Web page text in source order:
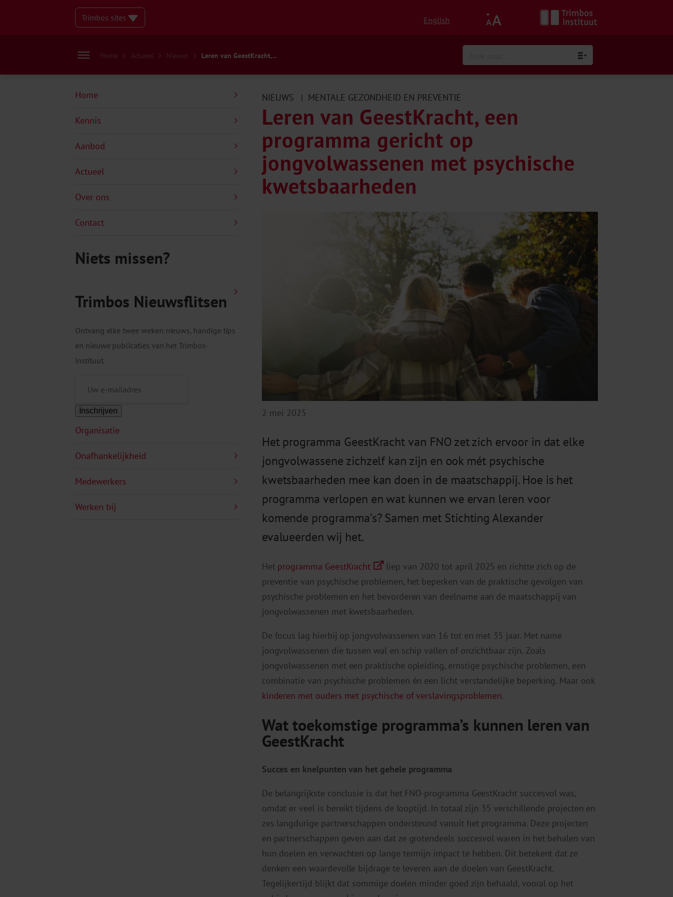
Trimbos sites English
Home Actueel Nieuws Leren van GeestKracht,...
Home
Kennis
Aanbod
Actueel
Over ons
Contact
Niets missen?
Trimbos Nieuwsflitsen
Ontvang elke twee weken nieuws, handige tips
en nieuwe publicaties van het Trimbos-
instituut.
Inschrijven
Organisatie
Onafhankelijkheid
Medewerkers
Werken bij
NIEUWS | MENTALE GEZONDHEID EN PREVENTIE
Leren van GeestKracht, een
programma gericht op
jongvolwassenen met psychische
kwetsbaarheden
2 mei 2025
Het programma GeestKracht van FNO zet zich ervoor in dat elke
jongvolwassene zichzelf kan zijn en ook mét psychische
kwetsbaarheden mee kan doen in de maatschappij. Hoe is het
programma verlopen en wat kunnen we ervan leren voor
komende programma’s? Samen met Stichting Alexander
evalueerden wij het.
Het programma GeestKracht
liep van 2020 tot april 2025 en richtte zich op de
preventie van psychische problemen, het beperken van de praktische gevolgen van
psychische problemen en het bevorderen van deelname aan de maatschappij van
jongvolwassenen met kwetsbaarheden.
De focus lag hierbij op jongvolwassenen van 16 tot en met 35 jaar. Met name
jongvolwassenen die tussen wal en schip vallen of onzichtbaar zijn. Zoals
jongvolwassenen met een praktische opleiding, ernstige psychische problemen, een
combinatie van psychische problemen én een licht verstandelijke beperking. Maar ook
kinderen met ouders met psychische of verslavingsproblemen.
Wat toekomstige programma’s kunnen leren van
GeestKracht
Succes en knelpunten van het gehele programma
De belangrijkste conclusie is dat het FNO-programma GeestKracht succesvol was,
omdat er veel is bereikt tijdens de looptijd. In totaal zijn 35 verschillende projecten en
zes langdurige partnerschappen ondersteund vanuit het programma. Deze projecten
en partnerschappen geven aan dat ze grotendeels succesvol waren in het behalen van
hun doelen en verwachten op lange termijn impact te hebben. Dit betekent dat ze
denken een waardevolle bijdrage te leveren aan de doelen van GeestKracht.
Tegelijkertijd blijkt dat sommige doelen minder goed zijn behaald, vooral op het